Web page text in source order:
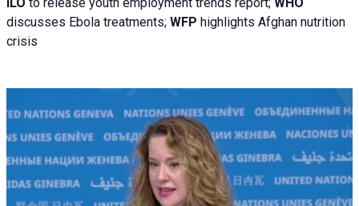
discusses Ebola treatments; WFP highlights Afghan nutrition
crisis